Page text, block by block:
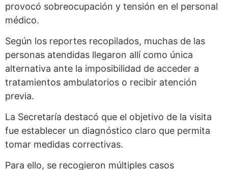
provocó sobreocupación y tensión en el personal
médico.
Según los reportes recopilados, muchas de las
personas atendidas llegaron allí como única
alternativa ante la imposibilidad de acceder a
tratamientos ambulatorios o recibir atención
previa.
La Secretaría destacó que el objetivo de la visita
fue establecer un diagnóstico claro que permita
tomar medidas correctivas.
Para ello, se recogieron múltiples casos